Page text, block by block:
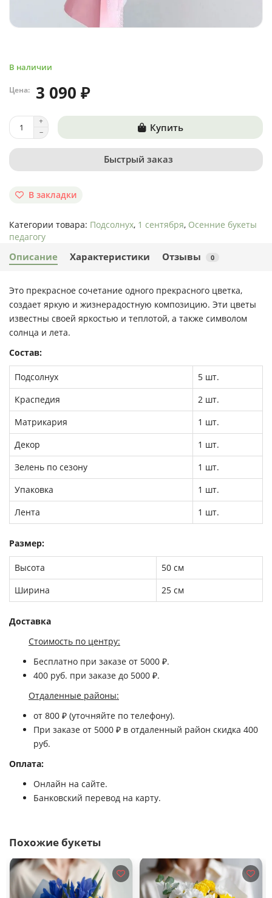
В наличии
Цена: 3 090 ₽
Купить
Быстрый заказ
В закладки
Категории товара: Подсолнух, 1 сентября, Осенние букеты
педагогу
Описание Характеристики Отзывы 0
Это прекрасное сочетание одного прекрасного цветка,
создает яркую и жизнерадостную композицию. Эти цветы
известны своей яркостью и теплотой, а также символом
солнца и лета.
Состав:
Подсолнух
5 шт.
Краспедия
2 шт.
Матрикария
1 шт.
Декор
1 шт.
Зелень по сезону
1 шт.
Упаковка
1 шт.
Лента
1 шт.
Размер:
Высота
50 см
Ширина
25 см
Доставка
Стоимость по центру:
Бесплатно при заказе от 5000 ₽.
400 руб. при заказе до 5000 ₽.
Отдаленные районы:
от 800 ₽ (уточняйте по телефону).
При заказе от 5000 ₽ в отдаленный район скидка 400
руб.
Оплата:
Онлайн на сайте.
Банковский перевод на карту.
Похожие букеты